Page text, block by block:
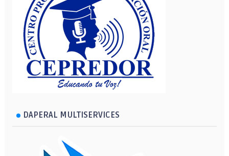
DAPERAL MULTISERVICES